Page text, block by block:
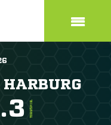
TORE/SPIEL